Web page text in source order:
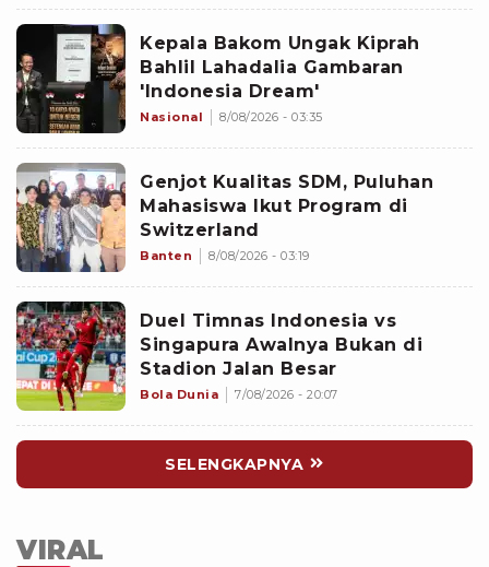
Kepala Bakom Ungak Kiprah
Bahlil Lahadalia Gambaran
'Indonesia Dream'
Nasional 8/08/2026 - 03:35
Genjot Kualitas SDM, Puluhan
Mahasiswa Ikut Program di
Switzerland
Banten 8/08/2026 - 03:19
Duel Timnas Indonesia vs
Singapura Awalnya Bukan di
Stadion Jalan Besar
Bola Dunia 7/08/2026 - 20:07
SELENGKAPNYA
VIRAL